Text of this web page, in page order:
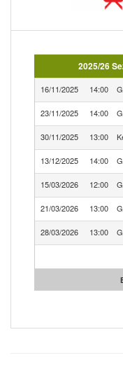
2025/26
16/11/2025 14:00
23/11/2025 14:00
30/11/2025 13:00
13/12/2025 14:00
15/03/2026 12:00
21/03/2026 13:00
28/03/2026 13:00